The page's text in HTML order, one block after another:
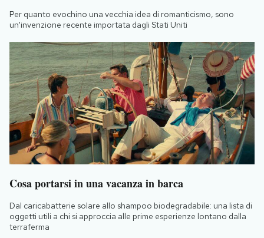
Per quanto evochino una vecchia idea di romanticismo, sono
un'invenzione recente importata dagli Stati Uniti
Cosa portarsi in una vacanza in barca
Dal caricabatterie solare allo shampoo biodegradabile: una lista di
oggetti utili a chi si approccia alle prime esperienze lontano dalla
terraferma